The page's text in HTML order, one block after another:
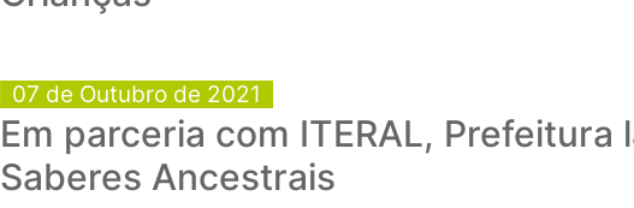
07 de Outubro de 2021
Em parceria com ITERAL, Prefeitura
Saberes Ancestrais